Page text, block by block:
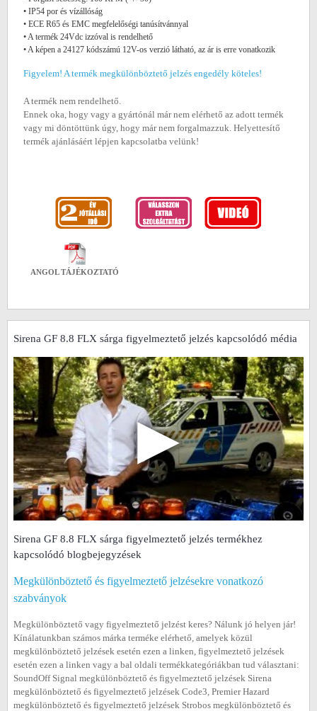
• IP54 por és vízállóság
• ECE R65 és EMC megfelelőségi tanúsítvánnyal
• A termék 24Vdc izzóval is rendelhető
• A képen a 24127 kódszámú 12V-os verzió látható, az ár is erre vonatkozik
Figyelem! A termék megkülönböztető jelzés engedély köteles!
A termék nem rendelhető.
Ennek oka, hogy vagy a gyártónál már nem elérhető az adott termék
vagy mi döntöttünk úgy, hogy már nem forgalmazzuk. Helyettesítő
termék ajánlásáért lépjen kapcsolatba velünk!
ANGOL TÁJÉKOZTATÓ
Sirena GF 8.8 FLX sárga figyelmeztető jelzés kapcsolódó média
▶
Sirena GF 8.8 FLX sárga figyelmeztető jelzés termékhez
kapcsolódó blogbejegyzések
Megkülönböztető és figyelmeztető jelzésekre vonatkozó
szabványok
Megkülönböztető vagy figyelmeztető jelzést keres? Nálunk jó helyen jár!
Kínálatunkban számos márka terméke elérhető, amelyek közül
megkülönböztető jelzések esetén ezen a linken, figyelmeztető jelzések
esetén ezen a linken vagy a bal oldali termékkategóriákban tud választani:
SoundOff Signal megkülönböztető és figyelmeztető jelzések Sirena
megkülönböztető és figyelmeztető jelzések Code3, Premier Hazard
megkülönböztető és figyelmeztető jelzések Strobos megkülönböztető és